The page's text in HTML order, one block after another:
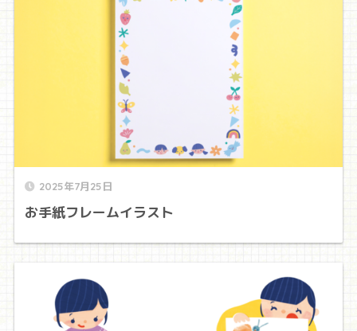
2025年7月25日
お手紙フレームイラスト